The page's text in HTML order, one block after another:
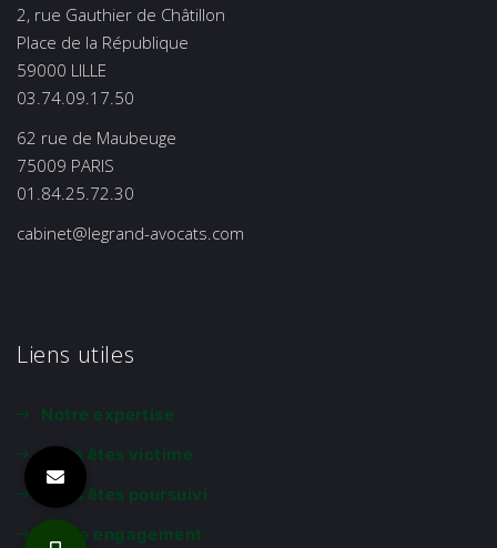
2, rue Gauthier de Châtillon
Place de la République
59000 LILLE
03.74.09.17.50
62 rue de Maubeuge
75009 PARIS
01.84.25.72.30
cabinet@legrand-avocats.com
Liens utiles
Notre expertise
Vous êtes victime
Vous êtes poursuivi
Notre engagement